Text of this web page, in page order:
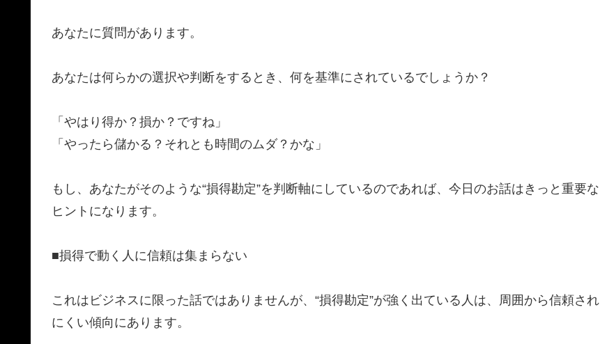
​あなたに質問があります。
​あなたは何らかの選択や判断をするとき、何を基準にされているでしょうか？
​「やはり得か？損か？ですね」
​「やったら儲かる？それとも時間のムダ？かな」
​もし、あなたがそのような“損得勘定”を判断軸にしているのであれば、今日のお話はきっと重要な
ヒントになります。
​■損得で動く人に信頼は集まらない
​これはビジネスに限った話ではありませんが、“損得勘定”が強く出ている人は、周囲から信頼され
にくい傾向にあります。